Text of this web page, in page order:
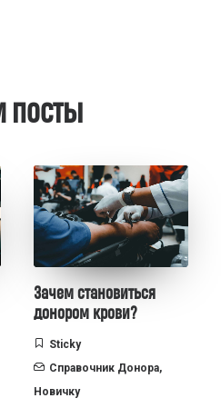
посты
Зачем становиться
донором крови?
Sticky
Справочник Донора,
Новичку